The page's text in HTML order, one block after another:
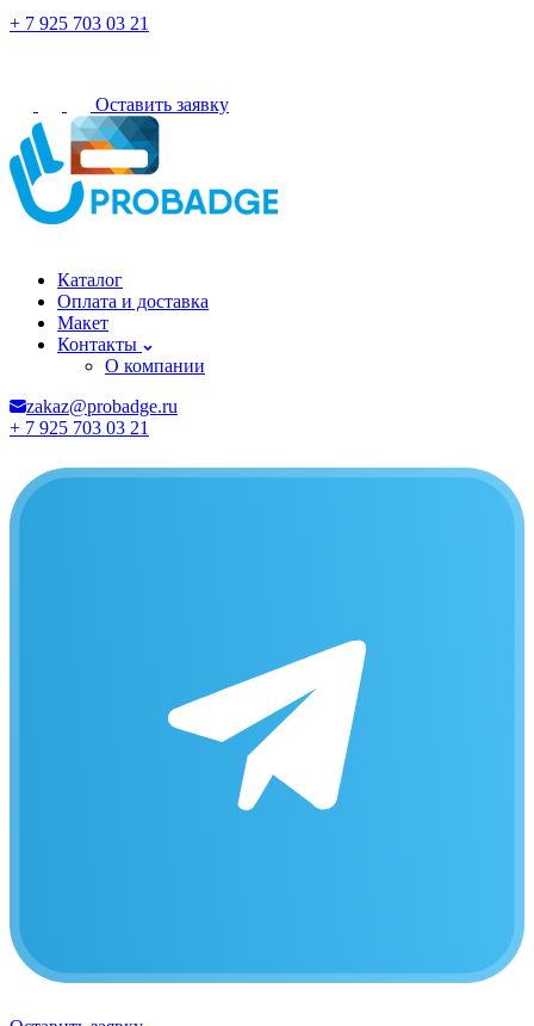
+ 7 925 703 03 21
Оставить заявку
Каталог
Оплата и доставка
Макет
Контакты
О компании
zakaz@probadge.ru
+ 7 925 703 03 21